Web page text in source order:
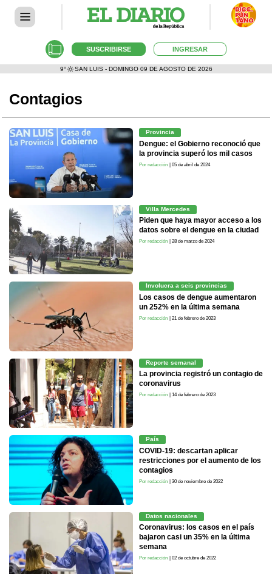
SUSCRIBIRSE INGRESAR
9° SAN LUIS - DOMINGO 09 DE AGOSTO DE 2026
Contagios
Provincia
Dengue: el Gobierno reconoció que
la provincia superó los mil casos
Por redacción | 05 de abril de 2024
Villa Mercedes
Piden que haya mayor acceso a los
datos sobre el dengue en la ciudad
Por redacción | 28 de marzo de 2024
Involucra a seis provincias
Los casos de dengue aumentaron
un 252% en la última semana
Por redacción | 21 de febrero de 2023
Reporte semanal
La provincia registró un contagio de
coronavirus
Por redacción | 14 de febrero de 2023
País
COVID-19: descartan aplicar
restricciones por el aumento de los
contagios
Por redacción | 30 de noviembre de 2022
Datos nacionales
Coronavirus: los casos en el país
bajaron casi un 35% en la última
semana
Por redacción | 02 de octubre de 2022